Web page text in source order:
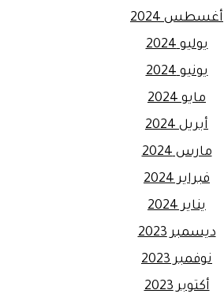
أغسطس 2024
يوليو 2024
يونيو 2024
مايو 2024
أبريل 2024
مارس 2024
فبراير 2024
يناير 2024
ديسمبر 2023
نوفمبر 2023
أكتوبر 2023